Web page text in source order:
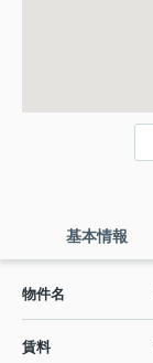
基本情報
物件名
賃料